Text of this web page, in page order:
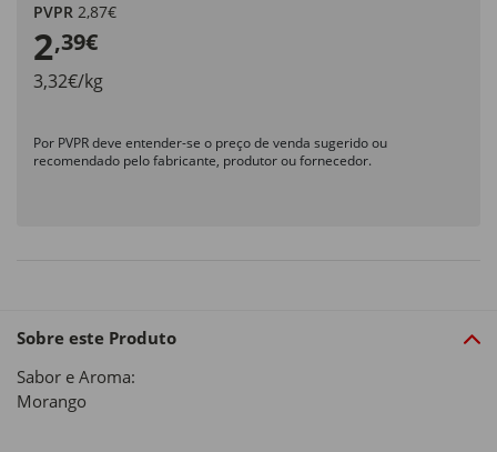
PVPR 2,87€
2,39€
3,32€/kg
Por PVPR deve entender-se o preço de venda sugerido ou
recomendado pelo fabricante, produtor ou fornecedor.
Sobre este Produto
Sabor e Aroma:
Morango